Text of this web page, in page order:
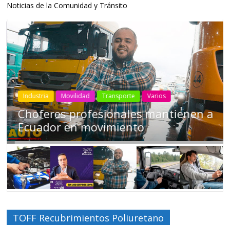
Noticias de la Comunidad y Tránsito
Industria Movilidad Transporte Varios
Choferes profesionales mantienen a
Ecuador en movimiento
TOFF Recubrimientos Poliuretano